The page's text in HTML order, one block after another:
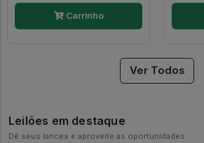
Carrinho
Ver Todos
Leilões em destaque
Dê seus lances e aproveite as oportunidades